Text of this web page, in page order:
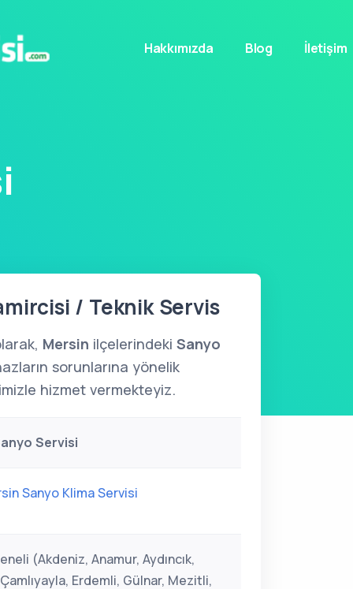
Hakkımızda Blog İletişim
/ Teknik Servis
Mersin ilçelerindeki Sanyo
sorunlarına yönelik
hizmet vermekteyiz.
Servisi
Sanyo Klima Servisi
(Akdeniz, Anamur, Aydıncık,
Erdemli, Gülnar, Mezitli,